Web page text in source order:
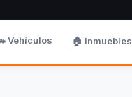
Vehículos 🏠 Inmuebles